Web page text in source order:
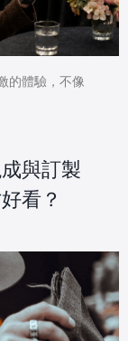
的體驗，不像
與訂製
看？